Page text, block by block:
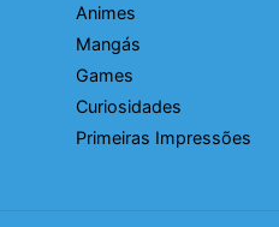
Animes
Mangás
Games
Curiosidades
Primeiras Impressões